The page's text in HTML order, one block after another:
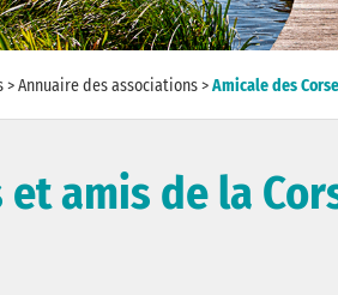
>Annuaire des associations>Amicale des
amis de la